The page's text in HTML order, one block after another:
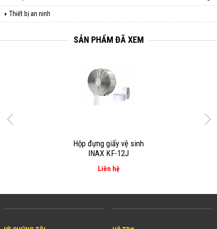
Thiết bị an ninh
SẢN PHẨM ĐÃ XEM
Hộp đựng giấy vệ sinh
INAX KF-12J
Liên hệ